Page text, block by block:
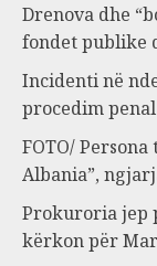
Drenova dhe
fondet publike
Incidenti në
procedim
FOTO/
Albania”,
Prokuroria jep
kërkon për